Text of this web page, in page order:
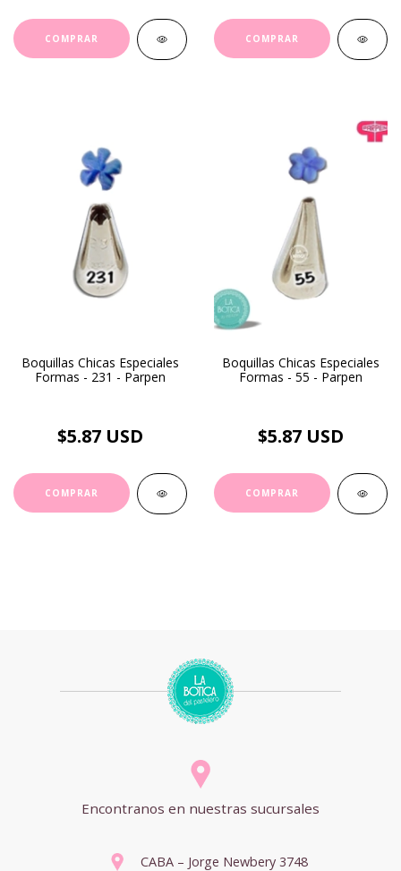
Boquillas Chicas Especiales
Formas - 231 - Parpen
$5.87 USD
Boquillas Chicas Especiales
Formas - 55 - Parpen
$5.87 USD
Encontranos en nuestras sucursales
CABA – Jorge Newbery 3748